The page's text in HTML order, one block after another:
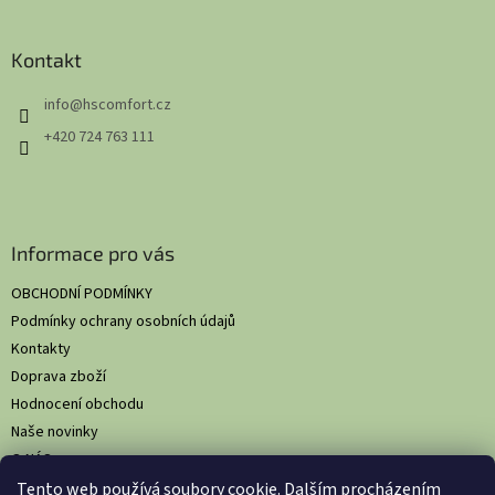
Tento web používá soubory cookie. Dalším procházením
Kontakt
info@hscomfort.cz
+420 724 763 111
Informace pro vás
OBCHODNÍ PODMÍNKY
Podmínky ochrany osobních údajů
Kontakty
Doprava zboží
Hodnocení obchodu
Naše novinky
O NÁS